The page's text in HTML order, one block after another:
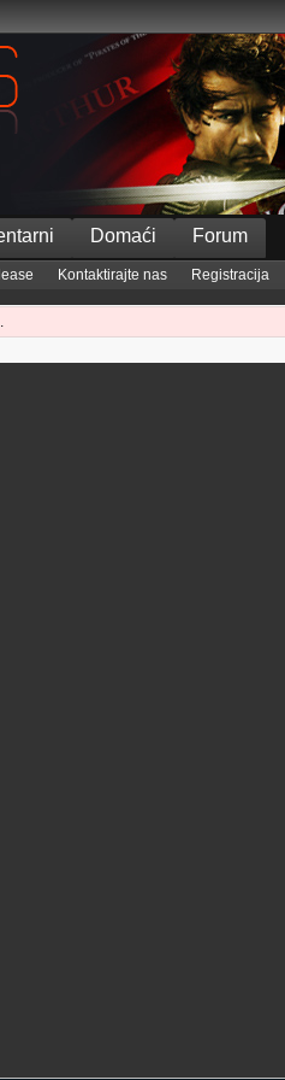
Domaći Forum
Kontaktirajte nas Registracija